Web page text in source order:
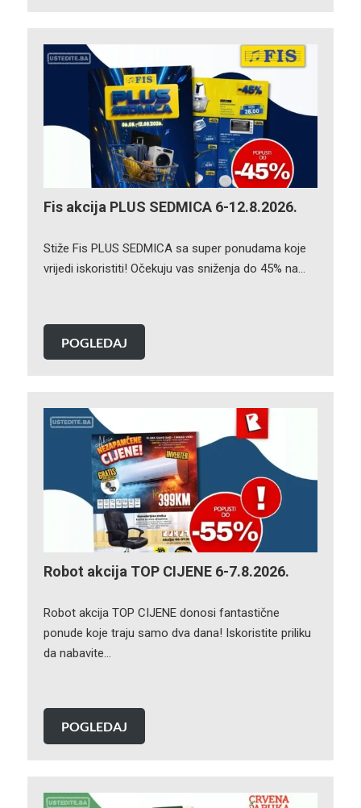
Fis akcija PLUS SEDMICA 6-12.8.2026.
Stiže Fis PLUS SEDMICA sa super ponudama koje
vrijedi iskoristiti! Očekuju vas sniženja do 45% na…
POGLEDAJ
Robot akcija TOP CIJENE 6-7.8.2026.
Robot akcija TOP CIJENE donosi fantastične
ponude koje traju samo dva dana! Iskoristite priliku
da nabavite…
POGLEDAJ